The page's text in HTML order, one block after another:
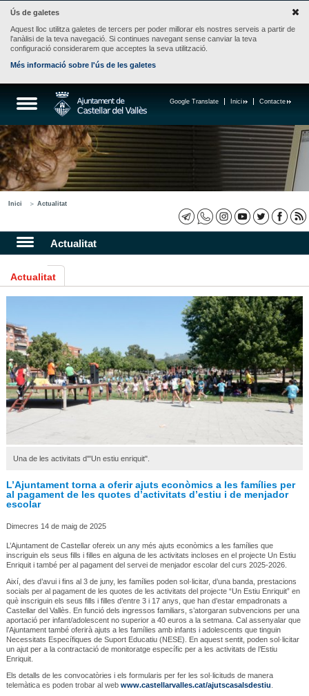
Ús de galetes
Aquest lloc utilitza galetes de tercers per poder millorar els nostres serveis a partir de
l'anàlisi de la teva navegació. Si continues navegant sense canviar la teva
configuració considerarem que acceptes la seva utilització.
Més informació sobre l'ús de les galetes
Contacte
Inici
Google Translate
Inici Actualitat
Actualitat
Actualitat
Una de les activitats d'"Un estiu enriquit".
L’Ajuntament torna a oferir ajuts econòmics a les famílies per
al pagament de les quotes d’activitats d’estiu i de menjador
escolar
Dimecres 14 de maig de 2025
L’Ajuntament de Castellar ofereix un any més ajuts econòmics a les famílies que
inscriguin els seus fills i filles en alguna de les activitats incloses en el projecte Un Estiu
Enriquit i també per al pagament del servei de menjador escolar del curs 2025-2026.
Així, des d’avui i fins al 3 de juny, les famílies poden sol·licitar, d’una banda, prestacions
socials per al pagament de les quotes de les activitats del projecte “Un Estiu Enriquit” en
què inscriguin els seus fills i filles d’entre 3 i 17 anys, que han d’estar empadronats a
Castellar del Vallès. En funció dels ingressos familiars, s’atorgaran subvencions per una
aportació per infant/adolescent no superior a 40 euros a la setmana. Cal assenyalar que
l’Ajuntament també oferirà ajuts a les famílies amb infants i adolescents que tinguin
Necessitats Específiques de Suport Educatiu (NESE). En aquest sentit, poden sol·licitar
un ajut per a la contractació de monitoratge específic per a les activitats de l’Estiu
Enriquit.
Els detalls de les convocatòries i els formularis per fer les sol·licituds de manera
telemàtica es poden trobar al web www.castellarvalles.cat/ajutscasalsdestiu